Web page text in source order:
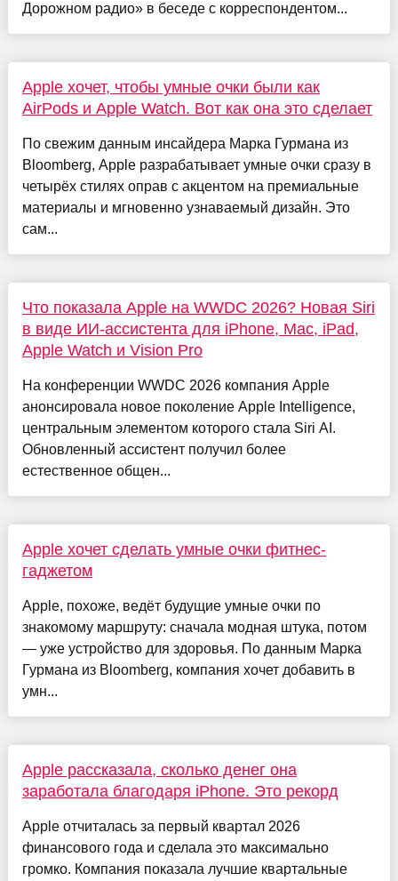
Дорожном радио» в беседе с корреспондентом...
Apple хочет, чтобы умные очки были как
AirPods и Apple Watch. Вот как она это сделает
По свежим данным инсайдера Марка Гурмана из
Bloomberg, Apple разрабатывает умные очки сразу в
четырёх стилях оправ с акцентом на премиальные
материалы и мгновенно узнаваемый дизайн. Это
сам...
Что показала Apple на WWDC 2026? Новая Siri
в виде ИИ-ассистента для iPhone, Mac, iPad,
Apple Watch и Vision Pro
На конференции WWDC 2026 компания Apple
анонсировала новое поколение Apple Intelligence,
центральным элементом которого стала Siri AI.
Обновленный ассистент получил более
естественное общен...
Apple хочет сделать умные очки фитнес-
гаджетом
Apple, похоже, ведёт будущие умные очки по
знакомому маршруту: сначала модная штука, потом
— уже устройство для здоровья. По данным Марка
Гурмана из Bloomberg, компания хочет добавить в
умн...
Apple рассказала, сколько денег она
заработала благодаря iPhone. Это рекорд
Apple отчиталась за первый квартал 2026
финансового года и сделала это максимально
громко. Компания показала лучшие квартальные